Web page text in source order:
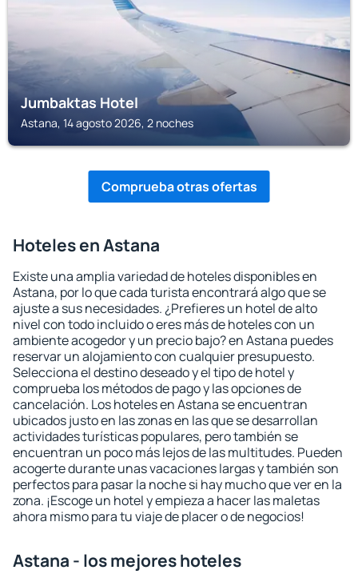
Jumbaktas Hotel
Astana, 14 agosto 2026, 2 noches
Comprueba otras ofertas
Hoteles en Astana
Existe una amplia variedad de hoteles disponibles en
Astana, por lo que cada turista encontrará algo que se
ajuste a sus necesidades. ¿Prefieres un hotel de alto
nivel con todo incluido o eres más de hoteles con un
ambiente acogedor y un precio bajo? en Astana puedes
reservar un alojamiento con cualquier presupuesto.
Selecciona el destino deseado y el tipo de hotel y
comprueba los métodos de pago y las opciones de
cancelación. Los hoteles en Astana se encuentran
ubicados justo en las zonas en las que se desarrollan
actividades turísticas populares, pero también se
encuentran un poco más lejos de las multitudes. Pueden
acogerte durante unas vacaciones largas y también son
perfectos para pasar la noche si hay mucho que ver en la
zona. ¡Escoge un hotel y empieza a hacer las maletas
ahora mismo para tu viaje de placer o de negocios!
Astana - los mejores hoteles